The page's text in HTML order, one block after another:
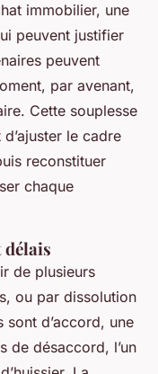
immobilier, une
peuvent justifier
peuvent
par avenant,
Cette souplesse
le cadre
reconstituer
chaque
délais
de plusieurs
ou par dissolution
d’accord, une
de désaccord, l’un